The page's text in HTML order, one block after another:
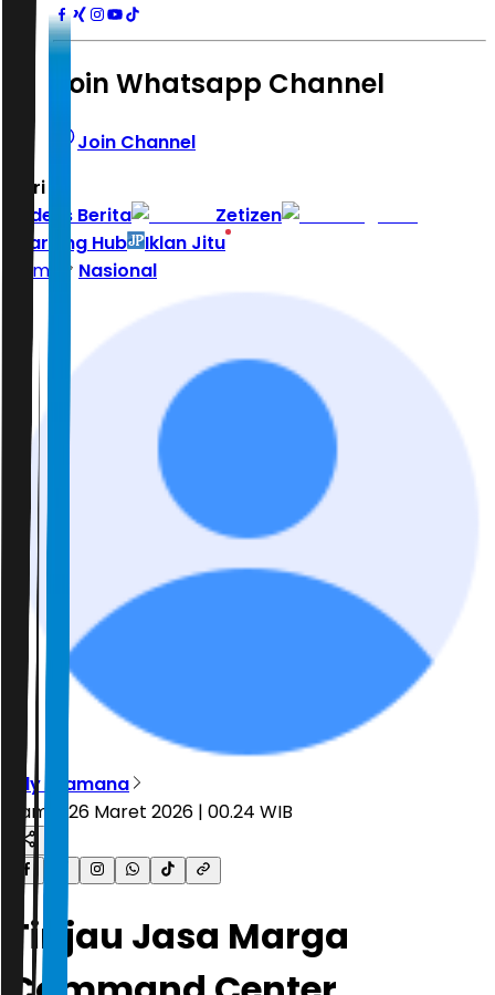
Join Whatsapp Channel
Join Channel
Hari ini
Indeks Berita
Zetizen
Learning Hub
Iklan Jitu
Home
Nasional
Edy Pramana
Kamis, 26 Maret 2026 | 00.24 WIB
Tinjau Jasa Marga